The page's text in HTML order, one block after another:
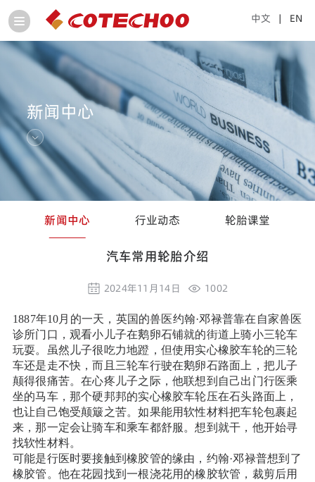
中文 | EN
新闻中心
新闻中心 行业动态 轮胎课堂
汽车常用轮胎介绍
2024年11月14日 1002
1887年10月的一天，英国的兽医约翰·邓禄普靠在自家兽医
诊所门口，观看小儿子在鹅卵石铺就的街道上骑小三轮车
玩耍。虽然儿子很吃力地蹬，但使用实心橡胶车轮的三轮
车还是走不快，而且三轮车行驶在鹅卵石路面上，把儿子
颠得很痛苦。在心疼儿子之际，他联想到自己出门行医乘
坐的马车，那个硬邦邦的实心橡胶车轮压在石头路面上，
也让自己饱受颠簸之苦。如果能用软性材料把车轮包裹起
来，那一定会让骑车和乘车都舒服。想到就干，他开始寻
找软性材料。
可能是行医时要接触到橡胶管的缘由，约翰·邓禄普想到了
橡胶管。他在花园找到一根浇花用的橡胶软管，裁剪后用